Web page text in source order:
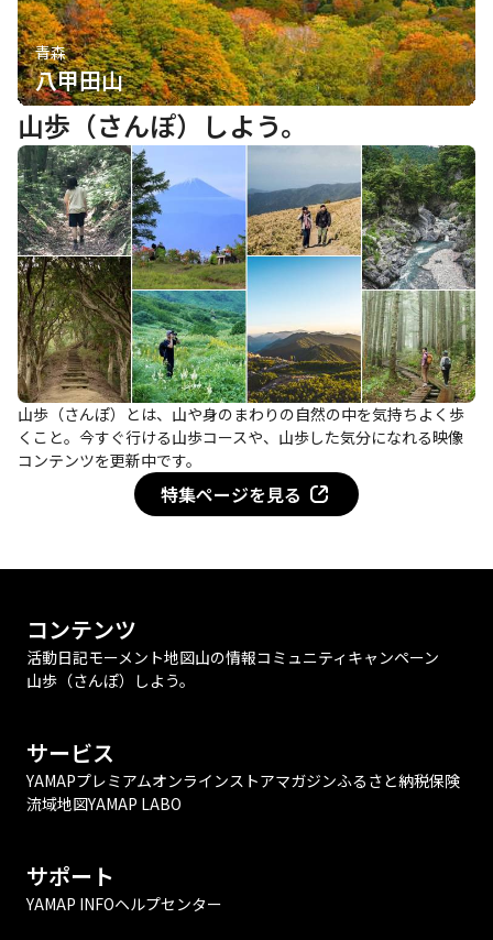
青森
八甲田山
山歩（さんぽ）しよう。
山歩（さんぽ）とは、山や身のまわりの自然の中を気持ちよく歩
くこと。今すぐ行ける山歩コースや、山歩した気分になれる映像
コンテンツを更新中です。
特集ページを見る
コンテンツ
活動日記モーメント地図山の情報コミュニティ キャンペーン
山歩（さんぽ）しよう。
サービス
YAMAPプレミアムオンラインストアマガジンふるさと納税保険
流域地図YAMAP LABO
サポート
YAMAP INFOヘルプセンター